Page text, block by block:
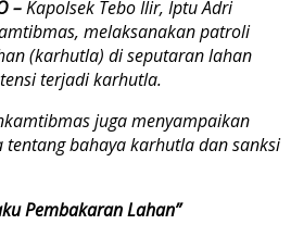
–Kapolsek Tebo Ilir, Iptu Adri
melaksanakan patroli
(karhutla) di seputaran lahan
terjadi karhutla.
juga menyampaikan
bahaya karhutla dan sanksi
Pembakaran Lahan”